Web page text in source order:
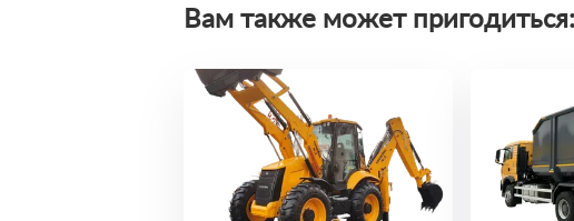
Вам также может пригодиться: